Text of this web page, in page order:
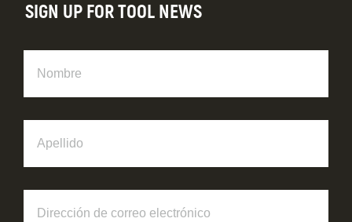
SIGN UP FOR TOOL NEWS